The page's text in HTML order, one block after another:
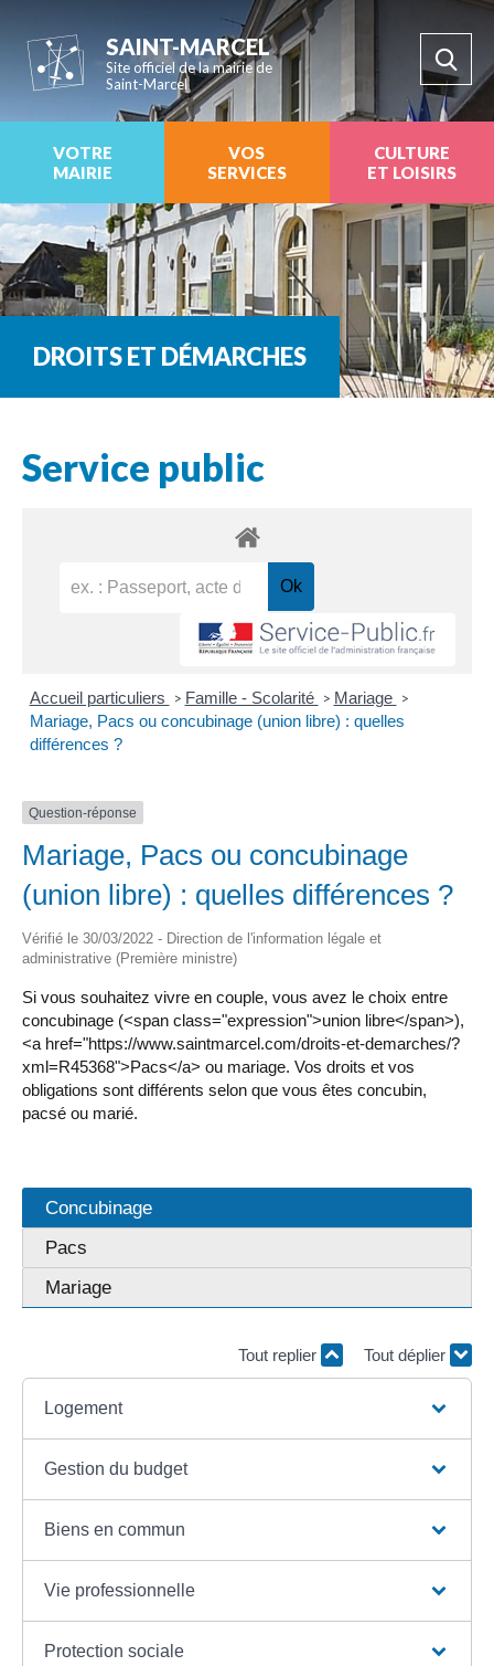
SAINT-MARCEL
Site officiel de la mairie de
Saint-Marcel
VOTRE
MAIRIE
VOS
SERVICES
CULTURE
ET LOISIRS
DROITS ET DÉMARCHES
Service public
Accueil particuliers > Famille - Scolarité > Mariage >
Mariage, Pacs ou concubinage (union libre) : quelles
différences ?
Question-réponse
Mariage, Pacs ou concubinage
(union libre) : quelles différences ?
Vérifié le 30/03/2022 - Direction de l'information légale et
administrative (Première ministre)
Si vous souhaitez vivre en couple, vous avez le choix entre
concubinage (<span class="expression">union libre</span>),
<a href="https://www.saintmarcel.com/droits-et-demarches/?
xml=R45368">Pacs</a> ou mariage. Vos droits et vos
obligations sont différents selon que vous êtes concubin,
pacsé ou marié.
Concubinage
Pacs
Mariage
Tout replier Tout déplier
Logement
Gestion du budget
Biens en commun
Vie professionnelle
Protection sociale